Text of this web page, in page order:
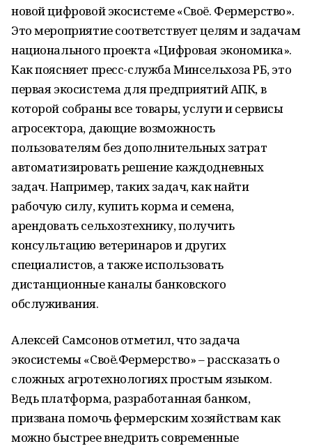
новой цифровой экосистеме «Своё. Фермерство».
Это мероприятие соответствует целям и задачам
национального проекта «Цифровая экономика».
Как поясняет пресс-служба Минсельхоза РБ, это
первая экосистема для предприятий АПК, в
которой собраны все товары, услуги и сервисы
агросектора, дающие возможность
пользователям без дополнительных затрат
автоматизировать решение каждодневных
задач. Например, таких задач, как найти
рабочую силу, купить корма и семена,
арендовать сельхозтехнику, получить
консультацию ветеринаров и других
специалистов, а также использовать
дистанционные каналы банковского
обслуживания.
Алексей Самсонов отметил, что задача
экосистемы «Своё.Фермерство» – рассказать о
сложных агротехнологиях простым языком.
Ведь платформа, разработанная банком,
призвана помочь фермерским хозяйствам как
можно быстрее внедрить современные